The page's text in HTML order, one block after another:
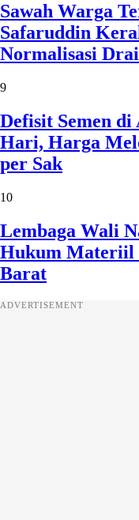
Sawah Warga
Safaruddin
Normalisasi
9
Defisit Semen di
Hari, Harga
per Sak
10
Lembaga Wali
Hukum Materiil
Barat
ADVERTISEMENT